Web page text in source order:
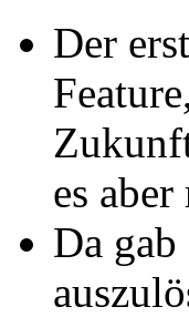
Der
es
Da